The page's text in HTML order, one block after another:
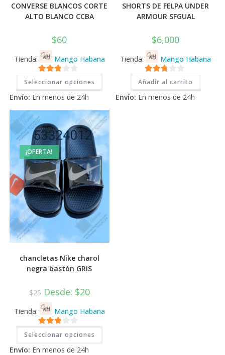
CONVERSE BLANCOS CORTE
ALTO BLANCO CCBA
$60
Tienda: Mango Habana
2.71
de 5
Seleccionar opciones
Este
tiene
múltiples
Las
opciones
se
pueden
en
la
página
Envío: En menos de 24h
SHORTS DE FELPA UNDER
ARMOUR SFGUAL
$6,000
Tienda: Mango Habana
2.71
de 5
Añadir al carrito
Envío: En menos de 24h
¡OFERTA!
chancletas Nike charol
negra bastón GRIS
$25 Desde: $20
Tienda: Mango Habana
2.71
de 5
Seleccionar opciones
Este
tiene
Envío: En menos de 24h